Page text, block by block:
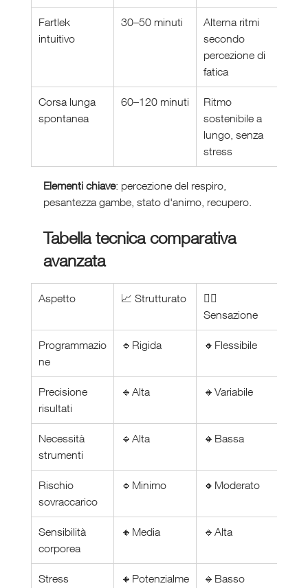
Fartlek
intuitivo
30–50 minuti
Alterna ritmi
secondo
percezione di
fatica
Corsa lunga
spontanea
60–120 minuti
Ritmo
sostenibile a
lungo, senza
stress
Elementi chiave: percezione del respiro,
pesantezza gambe, stato d'animo, recupero.
Tabella tecnica comparativa
avanzata
Aspetto 📈 Strutturato
🧘‍♂️
Sensazione
Programmazio
ne
🔹Rigida 🔸Flessibile
Precisione
risultati
🔹Alta 🔸Variabile
Necessità
strumenti
🔹Alta 🔸Bassa
Rischio
sovraccarico
🔹Minimo 🔸Moderato
Sensibilità
corporea
🔸Media 🔹Alta
Stress 🔸Potenzialme 🔹Basso